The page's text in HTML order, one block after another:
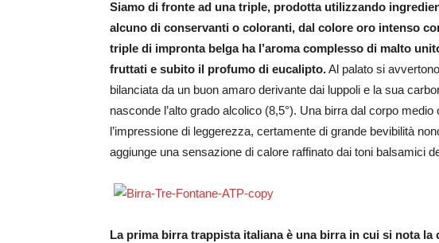
Siamo di fronte ad una triple, prodotta utilizzando
alcuno di conservanti o coloranti, dal colore oro intenso
triple di impronta belga ha l’aroma complesso di malto
fruttati e subito il profumo di eucalipto.Al palato si
bilanciata da un buon amaro derivante dai luppoli e la sua
nasconde l’alto grado alcolico (8,5°). Una birra dal corpo
l’impressione di leggerezza, certamente di grande bevibilità
aggiunge una sensazione di calore raffinato dai toni balsamici
La prima birra trappista italiana è una birra in cui si nota la